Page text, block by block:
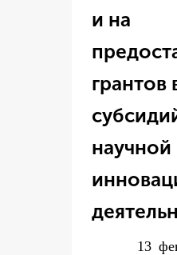
и на
научной
13